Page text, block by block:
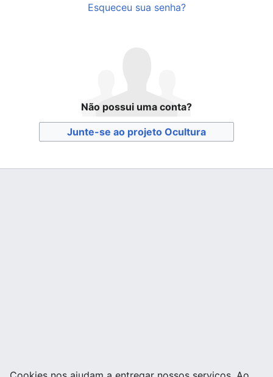
Esqueceu sua senha?
Não possui uma conta?
Junte-se ao projeto Ocultura